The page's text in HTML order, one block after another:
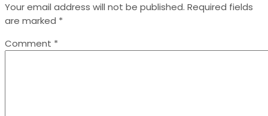
Your email address will not be published. Required fields
are marked *
Comment *